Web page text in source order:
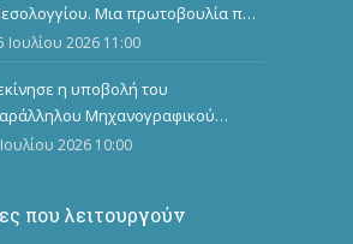
Μια πρωτοβουλία που
αναδεικνύει και εμπνέει
Ιουλίου 2026 11:00
η υποβολή του
Μηχανογραφικού
2026 10:00
που λειτουργούν